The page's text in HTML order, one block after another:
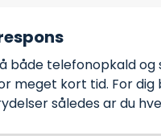
både telefonopkald
meget kort tid. For
således ar du